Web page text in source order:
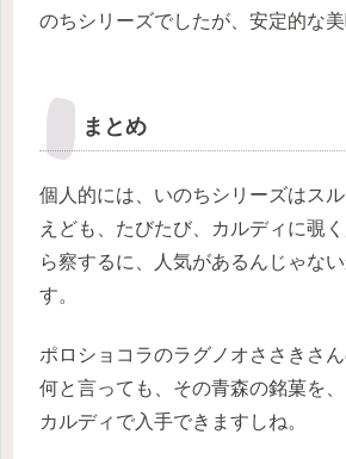
のちシリーズでしたが、安定的な美
まとめ
個人的には、いのちシリーズはス
えども、たびたび、カルディに覗
ら察するに、人気があるんじゃな
す。
ポロショコラのラグノオささきさん
何と言っても、その青森の銘菓を
カルディで入手できますしね。